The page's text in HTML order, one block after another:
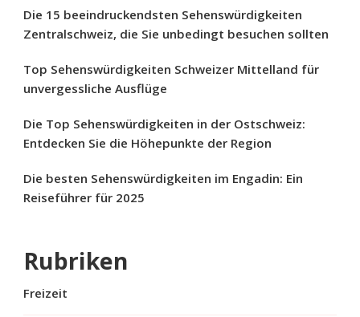
Die 15 beeindruckendsten Sehenswürdigkeiten
Zentralschweiz, die Sie unbedingt besuchen sollten
Top Sehenswürdigkeiten Schweizer Mittelland für
unvergessliche Ausflüge
Die Top Sehenswürdigkeiten in der Ostschweiz:
Entdecken Sie die Höhepunkte der Region
Die besten Sehenswürdigkeiten im Engadin: Ein
Reiseführer für 2025
Rubriken
Freizeit